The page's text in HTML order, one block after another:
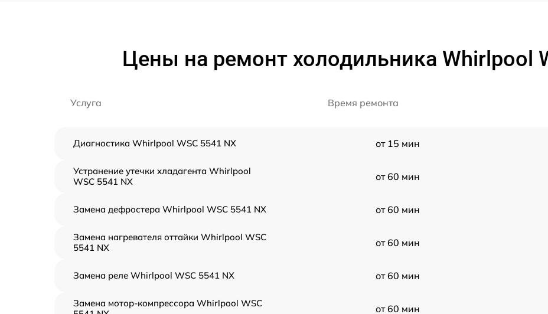
Цены на ремонт холодильника Whirlpool
Услуга Время ремонта
Диагностика Whirlpool WSC 5541 NX от 15 мин
Устранение утечки хладагента Whirlpool
WSC 5541 NX
от 60 мин
Замена дефростера Whirlpool WSC 5541 NX от 60 мин
Замена нагревателя оттайки Whirlpool WSC
5541 NX
от 60 мин
Замена реле Whirlpool WSC 5541 NX от 60 мин
Замена мотор-компрессора Whirlpool WSC
от 60 мин